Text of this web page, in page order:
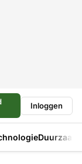
Inloggen